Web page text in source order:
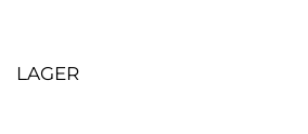
LAGER